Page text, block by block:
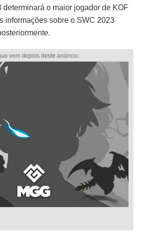
determinará o maior jogador de KOF
informações sobre o SWC 2023